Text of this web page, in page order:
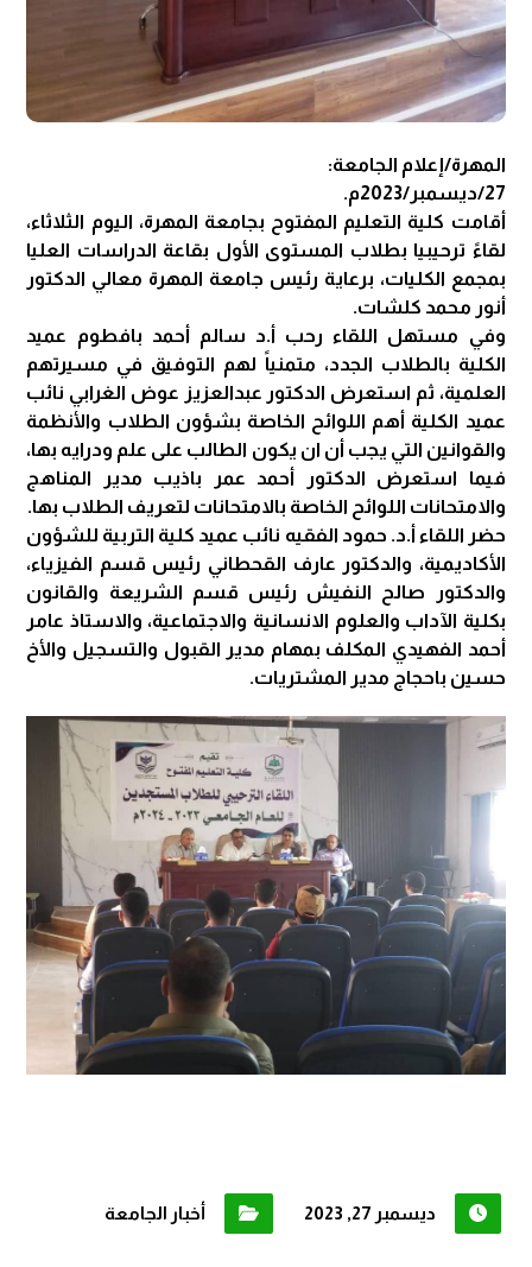
المهرة/إعلام الجامعة:
27/ديسمبر/2023م.
أقامت كلية التعليم المفتوح بجامعة المهرة، اليوم الثلاثاء،
لقاءً ترحيبيا بطلاب المستوى الأول بقاعة الدراسات العليا
بمجمع الكليات، برعاية رئيس جامعة المهرة معالي الدكتور
أنور محمد كلشات.
وفي مستهل اللقاء رحب أ.د سالم أحمد بافطوم عميد
الكلية بالطلاب الجدد، متمنياً لهم التوفيق في مسيرتهم
العلمية، ثم استعرض الدكتور عبدالعزيز عوض الغرابي نائب
عميد الكلية أهم اللوائح الخاصة بشؤون الطلاب والأنظمة
والقوانين التي يجب أن ان يكون الطالب على علم ودرايه بها،
فيما استعرض الدكتور أحمد عمر باذيب مدير المناهج
والامتحانات اللوائح الخاصة بالامتحانات لتعريف الطلاب بها.
حضر اللقاء أ.د. حمود الفقيه نائب عميد كلية التربية للشؤون
الأكاديمية، والدكتور عارف القحطاني رئيس قسم الفيزياء،
والدكتور صالح النفيش رئيس قسم الشريعة والقانون
بكلية الآداب والعلوم الانسانية والاجتماعية، والاستاذ عامر
أحمد الفهيدي المكلف بمهام مدير القبول والتسجيل والأخ
حسين باحجاج مدير المشتريات.
ديسمبر 27, 2023 أخبار الجامعة